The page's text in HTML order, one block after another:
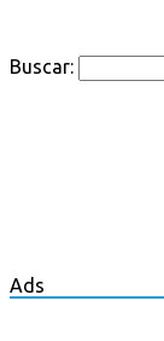
Buscar:
Ads